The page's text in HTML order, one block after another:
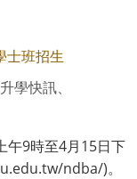
士班招生
學快訊、
午9時至4月15日下
ndba/)。